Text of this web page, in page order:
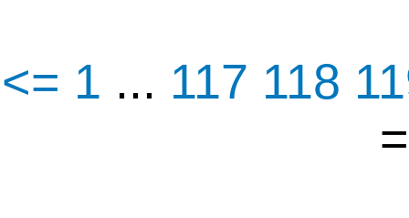
<= 1 ... 117 118